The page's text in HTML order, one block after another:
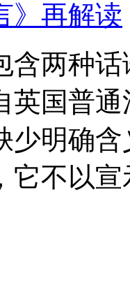
再解读
含两种
英国普
少明确
它不以